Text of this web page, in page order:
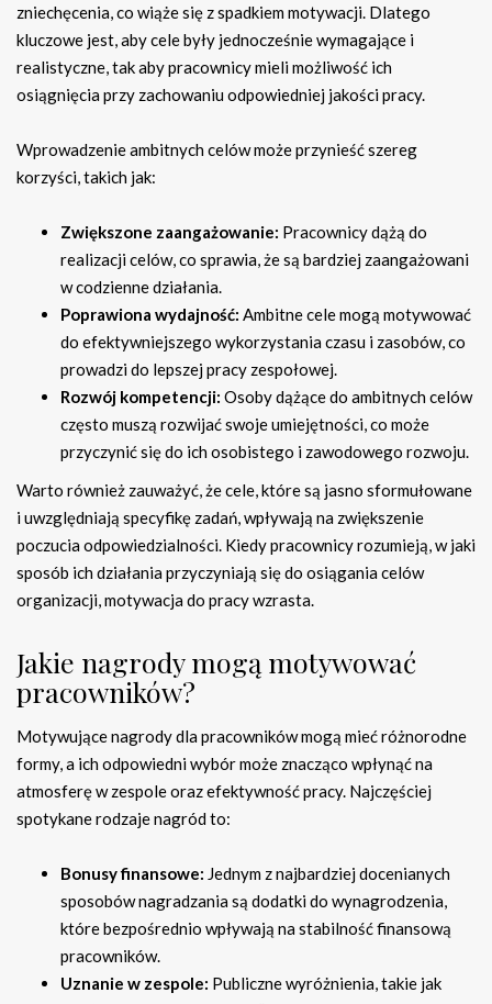
zniechęcenia, co wiąże się z spadkiem motywacji. Dlatego
kluczowe jest, aby cele były jednocześnie wymagające i
realistyczne, tak aby pracownicy mieli możliwość ich
osiągnięcia przy zachowaniu odpowiedniej jakości pracy.
Wprowadzenie ambitnych celów może przynieść szereg
korzyści, takich jak:
Zwiększone zaangażowanie: Pracownicy dążą do
realizacji celów, co sprawia, że są bardziej zaangażowani
w codzienne działania.
Poprawiona wydajność: Ambitne cele mogą motywować
do efektywniejszego wykorzystania czasu i zasobów, co
prowadzi do lepszej pracy zespołowej.
Rozwój kompetencji: Osoby dążące do ambitnych celów
często muszą rozwijać swoje umiejętności, co może
przyczynić się do ich osobistego i zawodowego rozwoju.
Warto również zauważyć, że cele, które są jasno sformułowane
i uwzględniają specyfikę zadań, wpływają na zwiększenie
poczucia odpowiedzialności. Kiedy pracownicy rozumieją, w jaki
sposób ich działania przyczyniają się do osiągania celów
organizacji, motywacja do pracy wzrasta.
Jakie nagrody mogą motywować
pracowników?
Motywujące nagrody dla pracowników mogą mieć różnorodne
formy, a ich odpowiedni wybór może znacząco wpłynąć na
atmosferę w zespole oraz efektywność pracy. Najczęściej
spotykane rodzaje nagród to:
Bonusy finansowe: Jednym z najbardziej docenianych
sposobów nagradzania są dodatki do wynagrodzenia,
które bezpośrednio wpływają na stabilność finansową
pracowników.
Uznanie w zespole: Publiczne wyróżnienia, takie jak